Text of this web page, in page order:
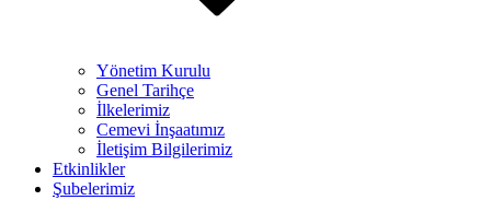
Yönetim Kurulu
Genel Tarihçe
İlkelerimiz
Cemevi İnşaatımız
İletişim Bilgilerimiz
Etkinlikler
Şubelerimiz